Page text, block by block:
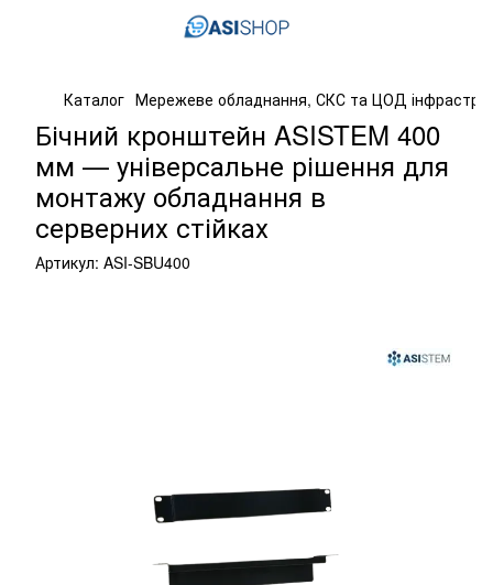
Каталог Мережеве обладнання, СКС та ЦОД
Бічний кронштейн ASISTEM 400
мм — універсальне рішення для
монтажу обладнання в
серверних стійках
Артикул: ASI-SBU400